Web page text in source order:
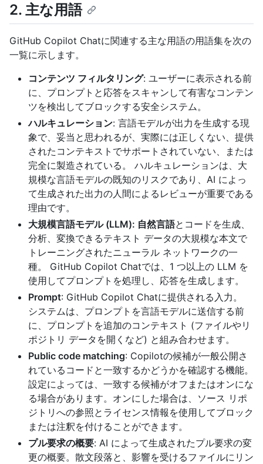
2. 主な用語
GitHub Copilot Chatに関連する主な用語の用語集を次の
一覧に示します。
コンテンツ フィルタリング: ユーザーに表示される前
に、プロンプトと応答をスキャンして有害なコンテン
ツを検出してブロックする安全システム。
ハルキュレーション: 言語モデルが出力を生成する現
象で、妥当と思われるが、実際には正しくない、提供
されたコンテキストでサポートされていない、または
完全に製造されている。 ハルキュレーションは、大
規模な言語モデルの既知のリスクであり、AI によっ
て生成された出力の人間によるレビューが重要である
理由です。
大規模言語モデル (LLM): 自然言語とコードを生成、
分析、変換できるテキスト データの大規模な本文で
トレーニングされたニューラル ネットワークの一
種。 GitHub Copilot Chatでは、1 つ以上の LLM を
使用してプロンプトを処理し、応答を生成します。
Prompt: GitHub Copilot Chatに提供される入力。
システムは、プロンプトを言語モデルに送信する前
に、プロンプトを追加のコンテキスト (ファイルやリ
ポジトリ データを開くなど) と組み合わせます。
Public code matching: Copilotの候補が一般公開さ
れているコードと一致するかどうかを確認する機能。
設定によっては、一致する候補がオフまたはオンにな
る場合があります。オンにした場合は、ソース リポ
ジトリへの参照とライセンス情報を使用してブロック
または注釈を付けることができます。
プル要求の概要: AI によって生成されたプル要求の変
更の概要。散文段落と、影響を受けるファイルにリン